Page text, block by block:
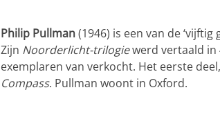
Philip Pullman(1946) is een van de
Zijn Noorderlicht-trilogiewerd vertaald in
exemplaren van verkocht. Het eerste deel,
Compass. Pullman woont in Oxford.